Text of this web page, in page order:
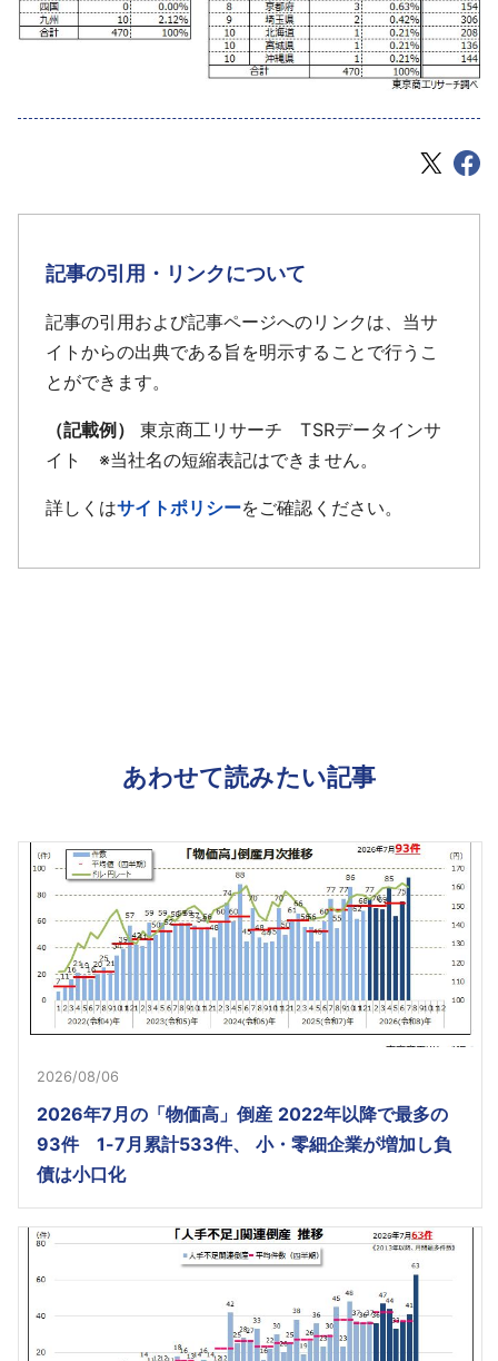
記事の引用・リンクについて
記事の引用および記事ページへのリンクは、当サ
イトからの出典である旨を明示することで行うこ
とができます。
（記載例）
東京商工リサーチ TSRデータインサ
イト ※当社名の短縮表記はできません。
詳しくはサイトポリシーをご確認ください。
あわせて読みたい記事
2026/08/06
2026年7月の「物価高」倒産 2022年以降で最多の
93件 1-7月累計533件、 小・零細企業が増加し負
債は小口化